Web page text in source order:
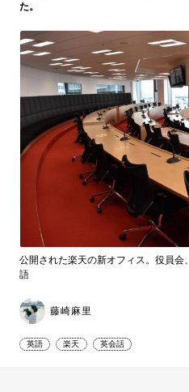
た。
公開された楽天の新オフィス。役員
語
藤崎麻里
英語 楽天 英会話